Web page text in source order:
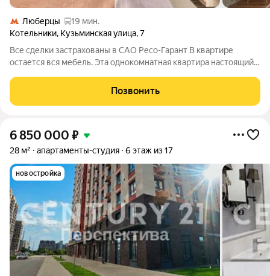
Люберцы
19 мин.
Котельники, Кузьминская улица,7
Все сделки застрахованы в САО Ресо-Гарант В квартире
остается вся мебель. Эта однокомнатная квартира настоящий
только переступить порог, как вы попадаете в объятия теплой
и солнечной атмосферы.
Позвонить
6 850 000 ₽
28 м² апартаменты-студия 6 этаж из 17
новостройка